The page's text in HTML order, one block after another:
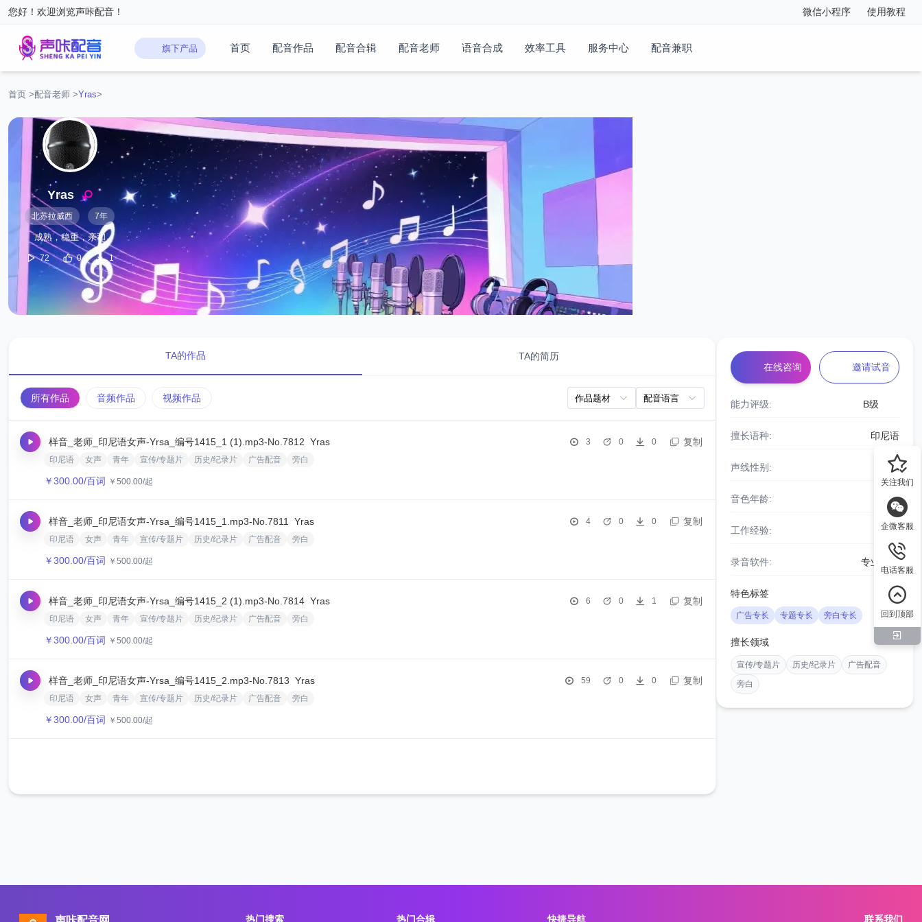
您好！欢迎浏览声咔配音！ 微信小程序 使用教程
关注我们
企微客服
电话客服
回到顶部
旗下产品 首页 配音作品 配音合辑 配音老师 语音合成 效率工具 服务中心 配音兼职
首页 >配音老师 >Yras>
Yras
北苏拉威西 7年
成熟，稳重，亲和
72 0 1
TA的作品 TA的简历
所有作品 音频作品 视频作品
样音_老师_印尼语女声-Yrsa_编号1415_1 (1).mp3-No.7812 Yras 3 0 0 复制
印尼语 女声 青年 宣传/专题片 历史/纪录片 广告配音 旁白
￥300.00/百词 ￥ 500.00/起
样音_老师_印尼语女声-Yrsa_编号1415_1.mp3-No.7811 Yras 4 0 0 复制
印尼语 女声 青年 宣传/专题片 历史/纪录片 广告配音 旁白
￥300.00/百词 ￥ 500.00/起
样音_老师_印尼语女声-Yrsa_编号1415_2 (1).mp3-No.7814 Yras 6 0 1 复制
印尼语 女声 青年 宣传/专题片 历史/纪录片 广告配音 旁白
￥300.00/百词 ￥ 500.00/起
样音_老师_印尼语女声-Yrsa_编号1415_2.mp3-No.7813 Yras 59 0 0 复制
印尼语 女声 青年 宣传/专题片 历史/纪录片 广告配音 旁白
￥300.00/百词 ￥ 500.00/起
在线咨询 邀请试音
能力评级: B级
擅长语种: 印尼语
声线性别: 女声
音色年龄: 青年
工作经验: 7年
录音软件: 专业设备
特色标签
广告专长 专题专长 旁白专长
擅长领域
宣传/专题片 历史/纪录片
广告配音
旁白
热门搜索 热门合辑 快捷导航 联系我们